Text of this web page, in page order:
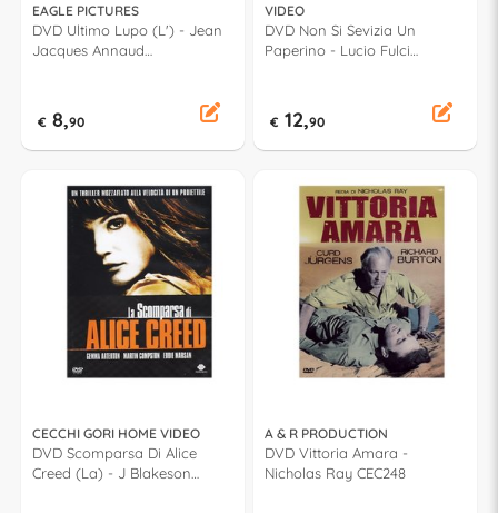
EAGLE PICTURES
DVD Ultimo Lupo (L') - Jean
Jacques Annaud
€ 8,90
VIDEO
DVD Non Si Sevizia Un
Paperino - Lucio Fulci
€ 12,90
CECCHI GORI HOME VIDEO
DVD Scomparsa Di Alice
Creed (La) - J Blakeson
A & R PRODUCTION
DVD Vittoria Amara -
Nicholas Ray CEC248